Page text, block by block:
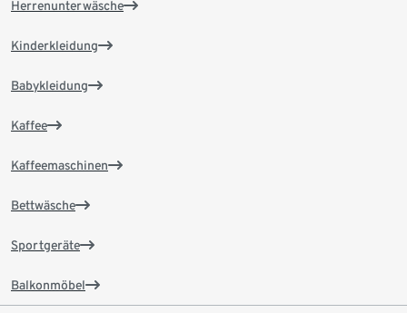
Herrenunterwäsche
Kinderkleidung
Babykleidung
Kaffee
Kaffeemaschinen
Bettwäsche
Sportgeräte
Balkonmöbel